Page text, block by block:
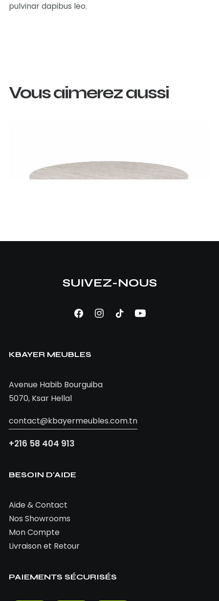
pulvinar dapibus leo.
Vous aimerez aussi
SUIVEZ-NOUS
KBAYER MEUBLES
Avenue Habib Bourguiba
5070, Ksar Hellal
contact@kbayermeubles.com.tn
+216 58 404 913
BESOIN D'AIDE
Aide & Contact
Nos Showrooms
Mon Compte
Livraison et Retour
PAIEMENTS SÉCURISÉS